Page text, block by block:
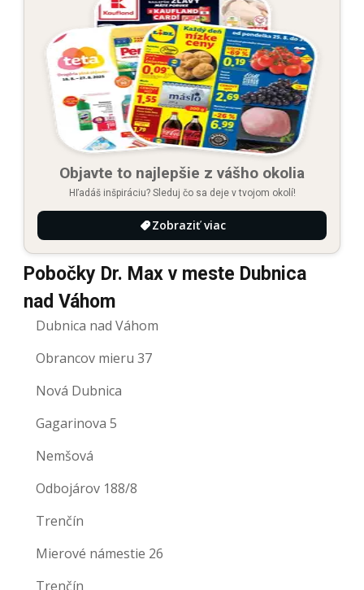
Objavte to najlepšie z vášho okolia
Hľadáš inšpiráciu? Sleduj čo sa deje v tvojom okolí!
Zobraziť viac
Pobočky Dr. Max v meste Dubnica
nad Váhom
Dubnica nad Váhom
Obrancov mieru 37
Nová Dubnica
Gagarinova 5
Nemšová
Odbojárov 188/8
Trenčín
Mierové námestie 26
Trenčín